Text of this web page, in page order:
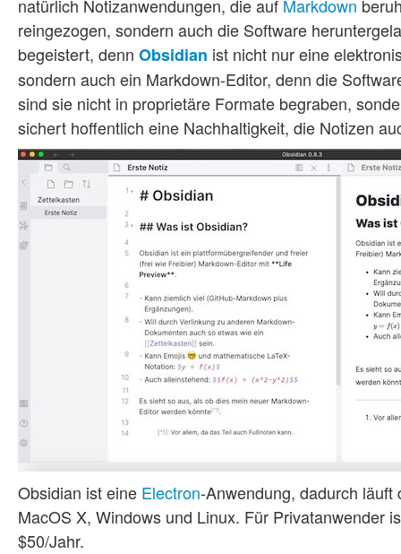
natürlich Notizanwendungen, die auf Markdown
reingezogen, sondern auch die Software
begeistert, denn Obsidian ist nicht nur eine
sondern auch ein Markdown-Editor, denn die
sind sie nicht in proprietäre Formate begraben,
sichert hoffentlich eine Nachhaltigkeit, die Notizen
Obsidian ist eine Electron-Anwendung, dadurch
MacOS X, Windows und Linux. Für Privatanwender
$50/Jahr.